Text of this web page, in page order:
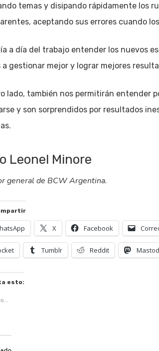
temas y disipando rápidamente los
aceptando sus errores cuando
a día del trabajo entender los nuevos
a gestionar mejor y lograr mejores
lado, también nos permitirán entender
y son sorprendidos por resultados
Leonel Minore
general de BCW Argentina.
X Facebook
Tumblr Reddit
esto: